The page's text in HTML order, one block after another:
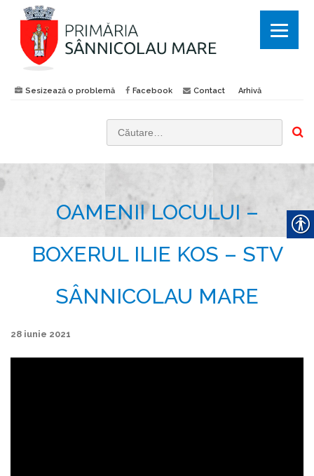
Sesizează o problemă Facebook Contact Arhivă
OAMENII LOCULUI –
BOXERUL ILIE KOS – STV
SÂNNICOLAU MARE
28 iunie 2021